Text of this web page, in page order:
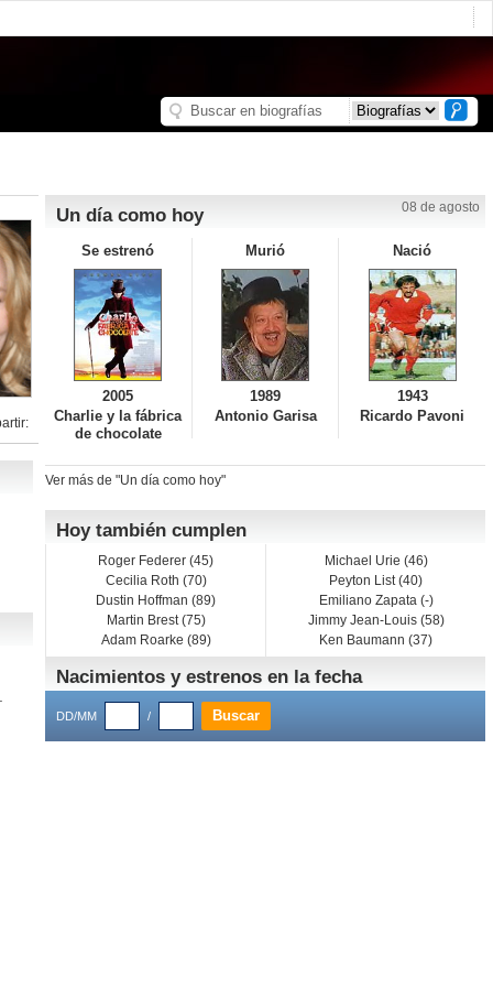
Un día como hoy 08 de agosto
Se estrenó
2005
Charlie y la fábrica
de chocolate
Murió
1989
Antonio Garisa
Nació
1943
Ricardo Pavoni
Ver más de "Un día como hoy"
Hoy también cumplen
Roger Federer (45)
Cecilia Roth (70)
Dustin Hoffman (89)
Martin Brest (75)
Adam Roarke (89)
Michael Urie (46)
Peyton List (40)
Emiliano Zapata (-)
Jimmy Jean-Louis (58)
Ken Baumann (37)
Nacimientos y estrenos en la fecha
DD/MM /